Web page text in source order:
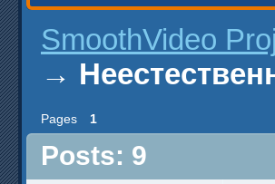
SmoothVideo
→
Pages 1
Posts: 9